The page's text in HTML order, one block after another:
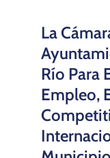
La
Río Para
Empleo,